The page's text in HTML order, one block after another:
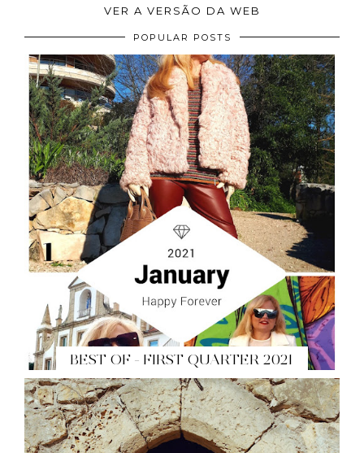
VER A VERSÃO DA WEB
POPULAR POSTS
BEST OF - FIRST QUARTER 2021